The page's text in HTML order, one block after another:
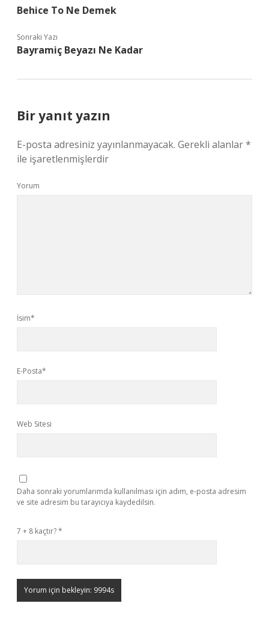
Behice To Ne Demek
Sonraki Yazı
Bayramiç Beyazı Ne Kadar
Bir yanıt yazın
E-posta adresiniz yayınlanmayacak. Gerekli alanlar*
ile işaretlenmişlerdir
Yorum
İsim*
E-Posta*
Web Sitesi
Daha sonraki yorumlarımda kullanılması için adım, e-posta adresim
ve site adresim bu tarayıcıya kaydedilsin.
7 + 8 kaçtır?*